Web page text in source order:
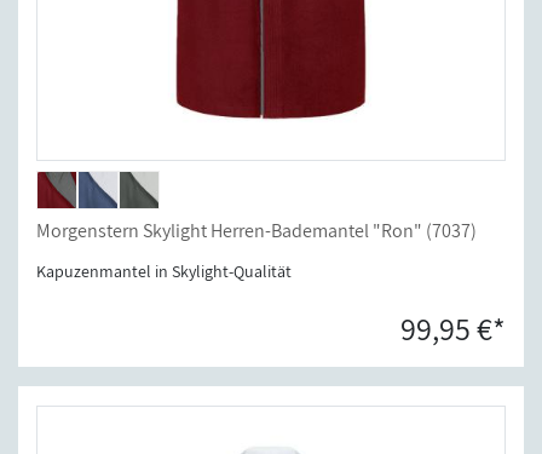
Morgenstern Skylight Herren-Bademantel "Ron" (7037)
Kapuzenmantel in Skylight-Qualität
99,95 €*